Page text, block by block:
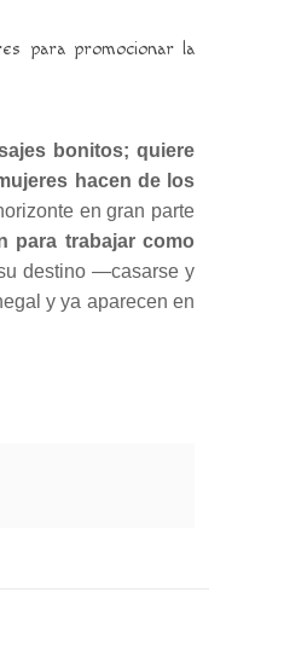
para promocionar la
bonitos; quiere
hacen de los
en gran parte
para trabajar como
destino ―casarse y
y ya aparecen en